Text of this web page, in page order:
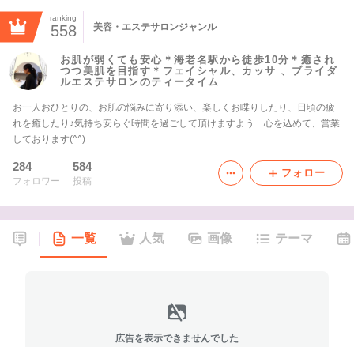
ranking
558 美容・エステサロンジャンル
お肌が弱くても安心＊海老名駅から徒歩10分＊癒され
つつ美肌を目指す＊フェイシャル、カッサ 、ブライダ
ルエステサロンのティータイム
お一人おひとりの、お肌の悩みに寄り添い、楽しくお喋りしたり、日頃の疲
れを癒したり♪気持ち安らぐ時間を過ごして頂けますよう…心を込めて、営業
しております(^^)
284
フォロワー
584
投稿
フォロー
一覧 人気 画像 テーマ
広告を表示できませんでした